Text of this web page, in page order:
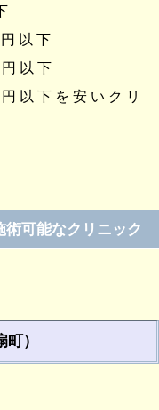
以下
以下
以下を安いクリ
術可能なクリニック
）